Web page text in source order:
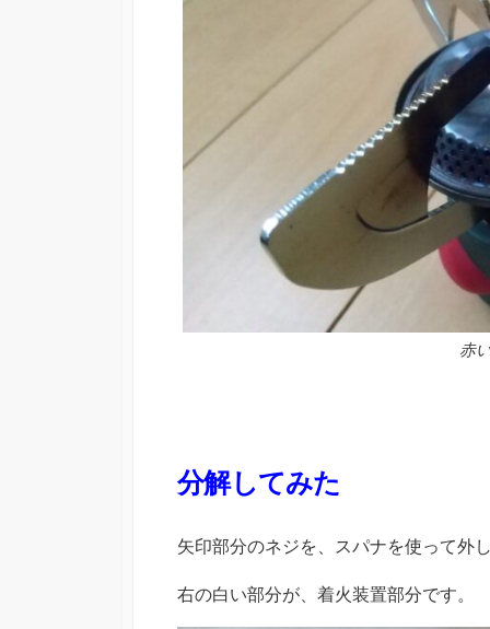
赤
分解してみた
矢印部分のネジを、スパナを使って外
右の白い部分が、着火装置部分です。